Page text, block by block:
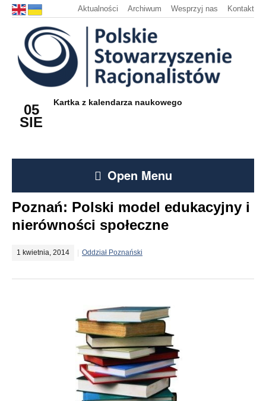
Aktualności Archiwum Wesprzyj nas Kontakt
05
SIE
Kartka z kalendarza naukowego
Open Menu
Poznań: Polski model edukacyjny i
nierówności społeczne
1 kwietnia, 2014 Oddział Poznański